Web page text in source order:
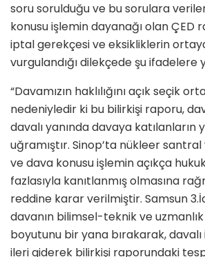
soru sorulduğu ve bu sorulara
konusu işlemin dayanağı olan ÇED
iptal gerekçesi ve eksikliklerin
vurgulandığı dilekçede şu ifadelere
“Davamızın haklılığını açık seçik
nedeniyledir ki bu bilirkişi raporu,
davalı yanında davaya katılanların
uğramıştır. Sinop’ta nükleer
ve dava konusu işlemin açıkça
fazlasıyla kanıtlanmış olmasına
reddine karar verilmiştir. Samsun
davanın bilimsel-teknik ve
boyutunu bir yana bırakarak,
ileri giderek bilirkişi raporundaki